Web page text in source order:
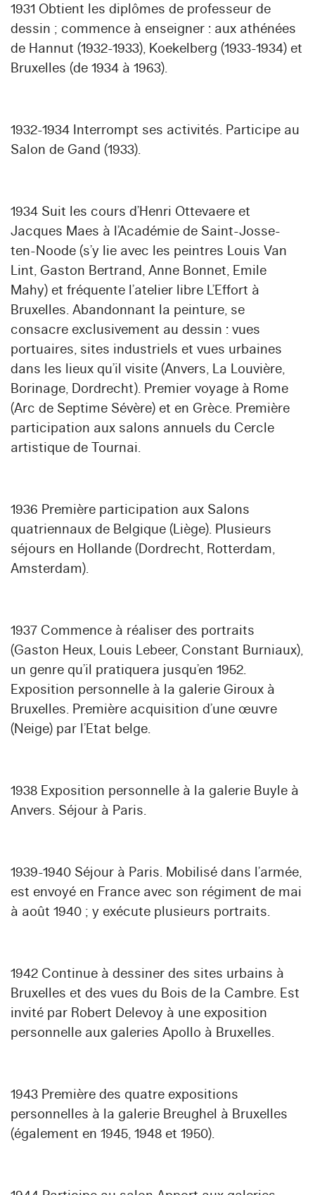
1931 Obtient les diplômes de professeur de
dessin ; commence à enseigner : aux athénées
de Hannut (1932-1933), Koekelberg (1933-1934) et
Bruxelles (de 1934 à 1963).
1932-1934 Interrompt ses activités. Participe au
Salon de Gand (1933).
1934 Suit les cours d’Henri Ottevaere et
Jacques Maes à l’Académie de Saint-Josse-
ten-Noode (s’y lie avec les peintres Louis Van
Lint, Gaston Bertrand, Anne Bonnet, Emile
Mahy) et fréquente l’atelier libre L’Effort à
Bruxelles. Abandonnant la peinture, se
consacre exclusivement au dessin : vues
portuaires, sites industriels et vues urbaines
dans les lieux qu’il visite (Anvers, La Louvière,
Borinage, Dordrecht). Premier voyage à Rome
(Arc de Septime Sévère) et en Grèce. Première
participation aux salons annuels du Cercle
artistique de Tournai.
1936 Première participation aux Salons
quatriennaux de Belgique (Liège). Plusieurs
séjours en Hollande (Dordrecht, Rotterdam,
Amsterdam).
1937 Commence à réaliser des portraits
(Gaston Heux, Louis Lebeer, Constant Burniaux),
un genre qu’il pratiquera jusqu’en 1952.
Exposition personnelle à la galerie Giroux à
Bruxelles. Première acquisition d’une œuvre
(Neige) par l’Etat belge.
1938 Exposition personnelle à la galerie Buyle à
Anvers. Séjour à Paris.
1939-1940 Séjour à Paris. Mobilisé dans l’armée,
est envoyé en France avec son régiment de mai
à août 1940 ; y exécute plusieurs portraits.
1942 Continue à dessiner des sites urbains à
Bruxelles et des vues du Bois de la Cambre. Est
invité par Robert Delevoy à une exposition
personnelle aux galeries Apollo à Bruxelles.
1943 Première des quatre expositions
personnelles à la galerie Breughel à Bruxelles
(également en 1945, 1948 et 1950).